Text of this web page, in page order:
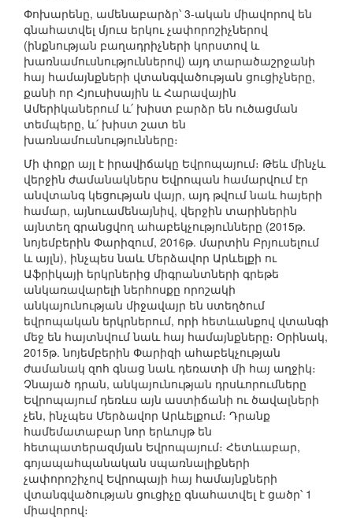
Փոխարենը, ամենաբարձր՝ 3-ական միավորով են
գնահատվել մյուս երկու չափորոշիչներով
(ինքնության բաղադրիչների կորստով և
խառնամուսնություններով) այդ տարածաշրջանի
հայ համայնքների վտանգվածության ցուցիչները,
քանի որ Հյուսիսային և Հարավային
Ամերիկաներում և՛ խիստ բարձր են ուծացման
տեմպերը, և՛ խիստ շատ են
խառնամուսնությունները։
Մի փոքր այլ է իրավիճակը Եվրոպայում։ Թեև մինչև
վերջին ժամանակներս Եվրոպան համարվում էր
անվտանգ կեցության վայր, այդ թվում նաև հայերի
համար, այնուամենայնիվ, վերջին տարիներին
այնտեղ գրանցվող ահաբեկչությունները (2015թ.
նոյեմբերին Փարիզում, 2016թ. մարտին Բրյուսելում
և այլն), ինչպես նաև Մերձավոր Արևելքի ու
Աֆրիկայի երկրներից միգրանտների գրեթե
անկառավարելի ներհոսքը որոշակի
անկայունության միջավայր են ստեղծում
եվրոպական երկրներում, որի հետևանքով վտանգի
մեջ են հայտնվում նաև հայ համայնքները։ Օրինակ,
2015թ. նոյեմբերին Փարիզի ահաբեկչության
ժամանակ զոհ գնաց նաև դեռատի մի հայ աղջիկ։
Չնայած դրան, անկայունության դրսևորումները
Եվրոպայում դեռևս այն աստիճանի ու ծավալների
չեն, ինչպես Մերձավոր Արևելքում։ Դրանք
համեմատաբար նոր երևույթ են
հետպատերազմյան Եվրոպայում։ Հետևաբար,
գոյապահպանական սպառնալիքների
չափորոշիչով Եվրոպայի հայ համայնքների
վտանգվածության ցուցիչը գնահատվել է ցածր՝ 1
միավորով։